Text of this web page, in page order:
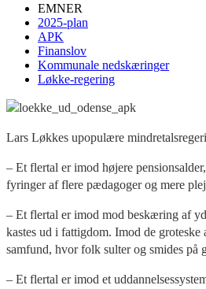
EMNER
2025-plan
APK
Finanslov
Kommunale nedskæringer
Løkke-regering
Lars Løkkes upopulære
– Et flertal er imod højere
fyringer af flere pædagoger og mere
– Et flertal er imod mod beskæring af
kastes ud i fattigdom. Imod de
samfund, hvor folk sulter og smides på
– Et flertal er imod et